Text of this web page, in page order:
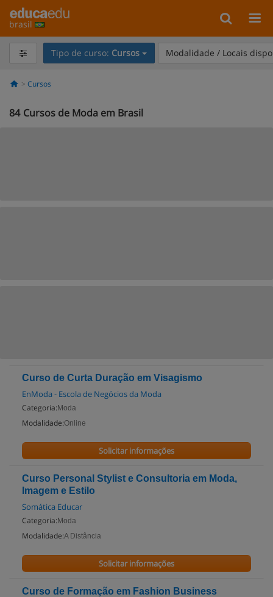
brasil
Tipo de curso: Cursos Modalidade / Locais
Cursos
84 Cursos de Moda em Brasil
Curso de Curta Duração em Visagismo
EnModa - Escola de Negócios da Moda
Categoria: Moda
Modalidade:Online
Solicitar informações
Curso Personal Stylist e Consultoria em Moda,
Imagem e Estilo
Somática Educar
Categoria: Moda
Modalidade:A Distância
Solicitar informações
Curso de Formação em Fashion Business